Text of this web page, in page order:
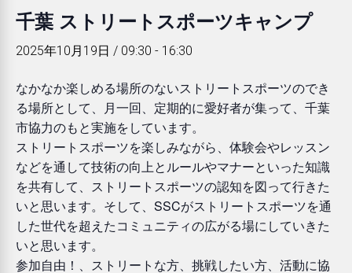
千葉 ストリートスポーツキャンプ
2025年10月19日 / 09:30 - 16:30
なかなか楽しめる場所のないストリートスポーツのでき
る場所として、月一回、定期的に愛好者が集って、千葉
市協力のもと実施をしています。
ストリートスポーツを楽しみながら、体験会やレッスン
などを通して技術の向上とルールやマナーといった知識
を共有して、ストリートスポーツの認知を図って行きた
いと思います。そして、SSCがストリートスポーツを通
した世代を超えたコミュニティの広がる場にしていきた
いと思います。
参加自由！、ストリートな方、挑戦したい方、活動に協